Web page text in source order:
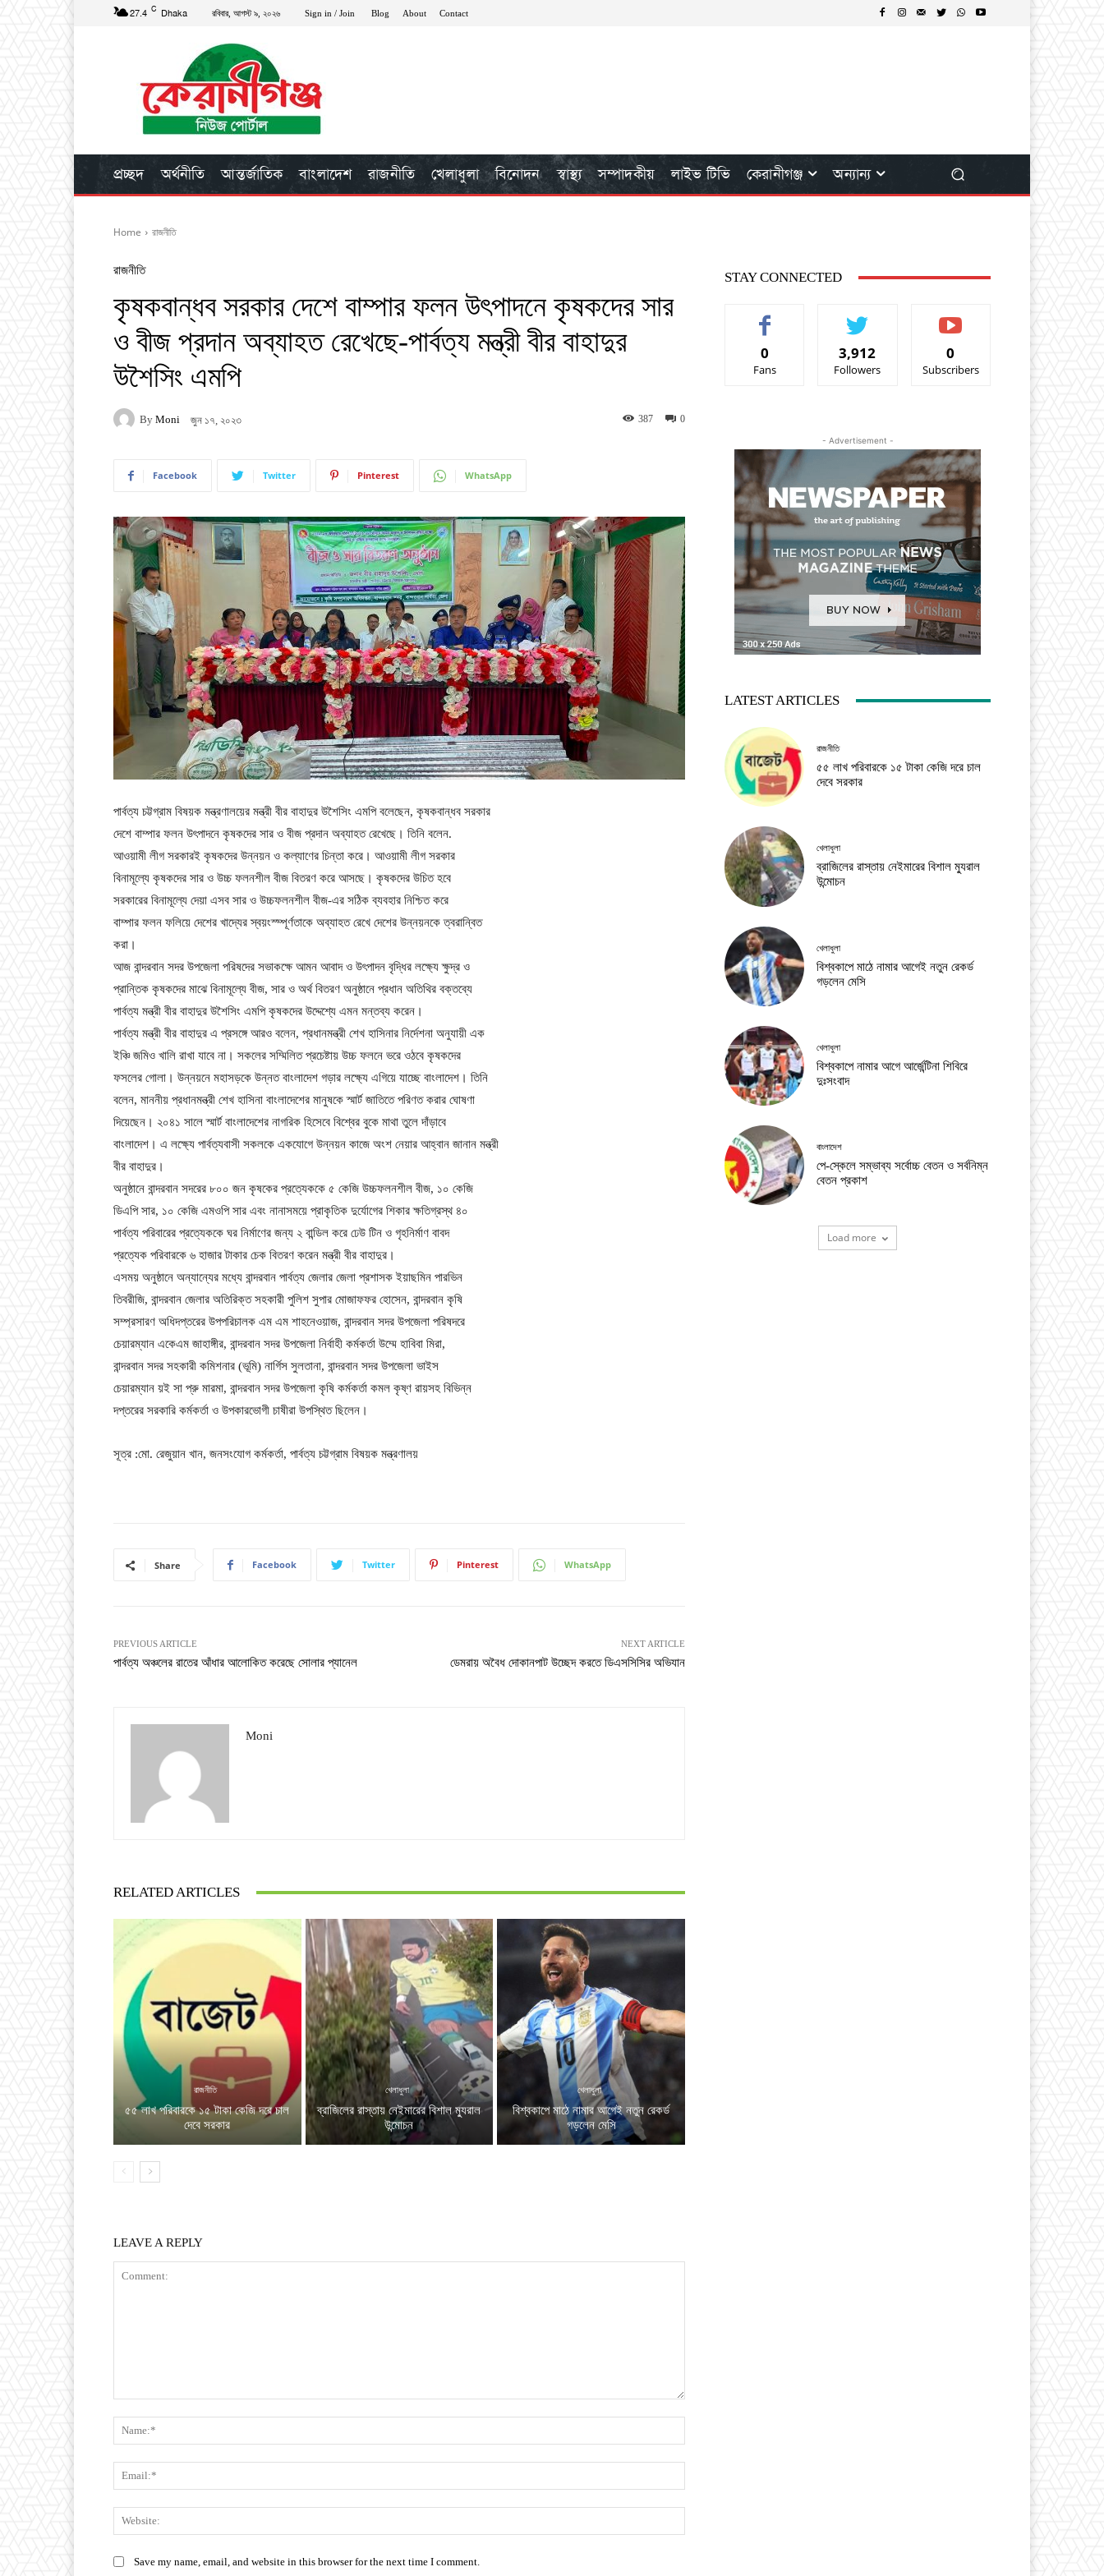
27.4 C Dhaka রবিবার, আগস্ট ৯, ২০২৬ Sign in / Join Blog About Contact
প্রচ্ছদ অর্থনীতি আন্তর্জাতিক বাংলাদেশ রাজনীতি খেলাধুলা বিনোদন স্বাস্থ্য সম্পাদকীয় লাইভ টিভি কেরানীগঞ্জ অন্যান্য
Home রাজনীতি
রাজনীতি
কৃষকবান্ধব সরকার দেশে বাম্পার ফলন উৎপাদনে কৃষকদের সার
ও বীজ প্রদান অব্যাহত রেখেছে-পার্বত্য মন্ত্রী বীর বাহাদুর
উশৈসিং এমপি
By Moni জুন ১৭, ২০২৩ 0
387
Facebook Twitter Pinterest WhatsApp
পার্বত্য চট্টগ্রাম বিষয়ক মন্ত্রণালয়ের মন্ত্রী বীর বাহাদুর উশৈসিং এমপি বলেছেন, কৃষকবান্ধব সরকার
দেশে বাম্পার ফলন উৎপাদনে কৃষকদের সার ও বীজ প্রদান অব্যাহত রেখেছে। তিনি বলেন.
আওয়ামী লীগ সরকারই কৃষকদের উন্নয়ন ও কল্যাণের চিন্তা করে। আওয়ামী লীগ সরকার
বিনামূল্যে কৃষকদের সার ও উচ্চ ফলনশীল বীজ বিতরণ করে আসছে। কৃষকদের উচিত হবে
সরকারের বিনামূল্যে দেয়া এসব সার ও উচ্চফলনশীল বীজ-এর সঠিক ব্যবহার নিশ্চিত করে
বাম্পার ফলন ফলিয়ে দেশের খাদ্যের স্বয়ংস্ম্পূর্ণতাকে অব্যাহত রেখে দেশের উন্নয়নকে ত্বরান্বিত
করা।
আজ বান্দরবান সদর উপজেলা পরিষদের সভাকক্ষে আমন আবাদ ও উৎপাদন বৃদ্ধির লক্ষ্যে ক্ষুদ্র ও
প্রান্তিক কৃষকদের মাঝে বিনামূল্যে বীজ, সার ও অর্থ বিতরণ অনুষ্ঠানে প্রধান অতিথির বক্তব্যে
পার্বত্য মন্ত্রী বীর বাহাদুর উশৈসিং এমপি কৃষকদের উদ্দেশ্যে এমন মন্তব্য করেন।
পার্বত্য মন্ত্রী বীর বাহাদুর এ প্রসঙ্গে আরও বলেন, প্রধানমন্ত্রী শেখ হাসিনার নির্দেশনা অনুযায়ী এক
ইঞ্চি জমিও খালি রাখা যাবে না। সকলের সম্মিলিত প্রচেষ্টায় উচ্চ ফলনে ভরে ওঠবে কৃষকদের
ফসলের গোলা। উন্নয়নে মহাসড়কে উন্নত বাংলাদেশ গড়ার লক্ষ্যে এগিয়ে যাচ্ছে বাংলাদেশ। তিনি
বলেন, মাননীয় প্রধানমন্ত্রী শেখ হাসিনা বাংলাদেশের মানুষকে স্মার্ট জাতিতে পরিণত করার ঘোষণা
দিয়েছেন। ২০৪১ সালে স্মার্ট বাংলাদেশের নাগরিক হিসেবে বিশ্বের বুকে মাথা তুলে দাঁড়াবে
বাংলাদেশ। এ লক্ষ্যে পার্বত্যবাসী সকলকে একযোগে উন্নয়ন কাজে অংশ নেয়ার আহ্বান জানান মন্ত্রী
বীর বাহাদুর।
অনুষ্ঠানে বান্দরবান সদরের ৮০০ জন কৃষকের প্রত্যেককে ৫ কেজি উচ্চফলনশীল বীজ, ১০ কেজি
ডিএপি সার, ১০ কেজি এমওপি সার এবং নানাসময়ে প্রাকৃতিক দুর্যোগের শিকার ক্ষতিগ্রস্থ ৪০
পার্বত্য পরিবারের প্রত্যেককে ঘর নির্মাণের জন্য ২ বান্ডিল করে ঢেউ টিন ও গৃহনির্মাণ বাবদ
প্রত্যেক পরিবারকে ৬ হাজার টাকার চেক বিতরণ করেন মন্ত্রী বীর বাহাদুর।
এসময় অনুষ্ঠানে অন্যান্যের মধ্যে বান্দরবান পার্বত্য জেলার জেলা প্রশাসক ইয়াছমিন পারভিন
তিবরীজি, বান্দরবান জেলার অতিরিক্ত সহকারী পুলিশ সুপার মোজাফফর হোসেন, বান্দরবান কৃষি
সম্প্রসারণ অধিদপ্তরের উপপরিচালক এম এম শাহনেওয়াজ, বান্দরবান সদর উপজেলা পরিষদরে
চেয়ারম্যান একেএম জাহাঙ্গীর, বান্দরবান সদর উপজেলা নির্বাহী কর্মকর্তা উম্মে হাবিবা মিরা,
বান্দরবান সদর সহকারী কমিশনার (ভূমি) নার্গিস সুলতানা, বান্দরবান সদর উপজেলা ভাইস
চেয়ারম্যান য়ই সা প্রু মারমা, বান্দরবান সদর উপজেলা কৃষি কর্মকর্তা কমল কৃষ্ণ রায়সহ বিভিন্ন
দপ্তরের সরকারি কর্মকর্তা ও উপকারভোগী চাষীরা উপস্থিত ছিলেন।
সূত্র :মো. রেজুয়ান খান, জনসংযোগ কর্মকর্তা, পার্বত্য চট্টগ্রাম বিষয়ক মন্ত্রণালয়
Share Facebook Twitter Pinterest WhatsApp
PREVIOUS ARTICLE
পার্বত্য অঞ্চলের রাতের আঁধার আলোকিত করেছে সোলার প্যানেল
NEXT ARTICLE
ডেমরায় অবৈধ দোকানপাট উচ্ছেদ করতে ডিএসসিসির অভিযান
Moni
RELATED ARTICLES
রাজনীতি
৫৫ লাখ পরিবারকে ১৫ টাকা কেজি দরে চাল
দেবে সরকার
খেলাধুলা
ব্রাজিলের রাস্তায় নেইমারের বিশাল ম্যুরাল
উন্মোচন
খেলাধুলা
বিশ্বকাপে মাঠে নামার আগেই নতুন রেকর্ড
গড়লেন মেসি
LEAVE A REPLY
Save my name, email, and website in this browser for the next time I comment.
STAY CONNECTED
0
Fans
3,912
Followers
0
Subscribers
- Advertisement -
LATEST ARTICLES
রাজনীতি
৫৫ লাখ পরিবারকে ১৫ টাকা কেজি দরে চাল
দেবে সরকার
খেলাধুলা
ব্রাজিলের রাস্তায় নেইমারের বিশাল ম্যুরাল
উন্মোচন
খেলাধুলা
বিশ্বকাপে মাঠে নামার আগেই নতুন রেকর্ড
গড়লেন মেসি
খেলাধুলা
বিশ্বকাপে নামার আগে আর্জেন্টিনা শিবিরে
দুঃসংবাদ
বাংলাদেশ
পে-স্কেলে সম্ভাব্য সর্বোচ্চ বেতন ও সর্বনিম্ন
বেতন প্রকাশ
Load more